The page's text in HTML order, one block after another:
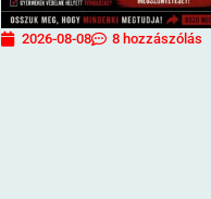
2026-08-08 8 hozzászólás